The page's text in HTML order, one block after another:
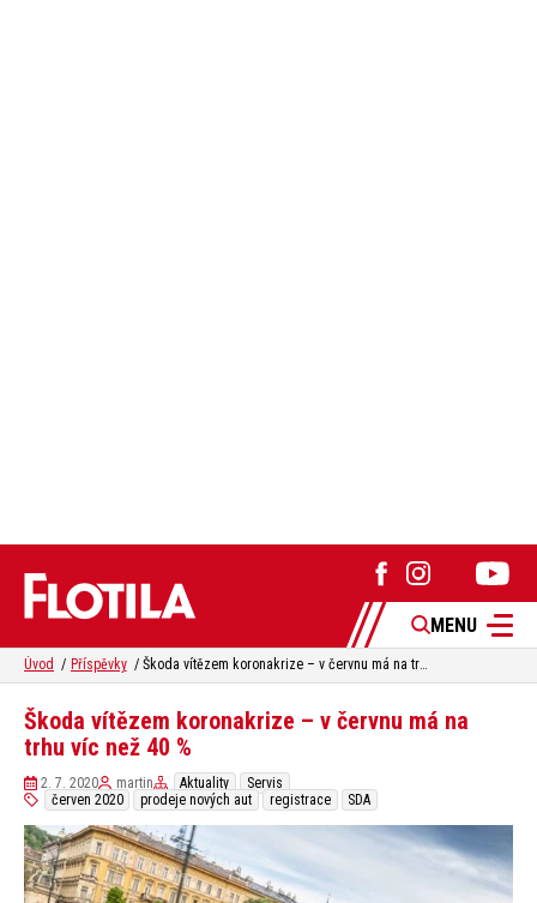
MENU
Úvod Příspěvky Škoda vítězem koronakrize – v červnu má na trhu víc než 40 %
Škoda vítězem koronakrize – v červnu má na
trhu víc než 40 %
2. 7. 2020 martin Aktuality
Servis
červen 2020
prodeje nových aut registrace SDA